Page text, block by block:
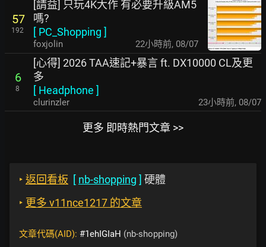
57
192
[請益] 只玩4K大作 有必要升級AM5
嗎?
[ PC_Shopping ]
foxjolin 22小時前, 08/07
6
8
[心得] 2026 TAA速記+暴言 ft. DX10000 CL及更
多
[ Headphone ]
clurinzler 23小時前, 08/07
更多 即時熱門文章 >>
‣ 返回看板 [ nb-shopping ] 硬體
‣ 更多 v11nce1217 的文章
文章代碼(AID): #1ehIGIaH (nb-shopping)